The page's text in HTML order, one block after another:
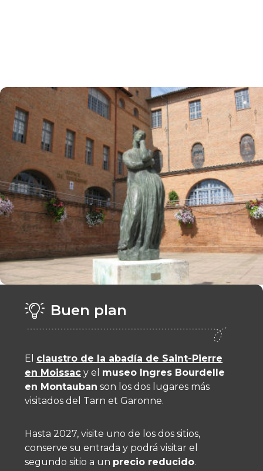
Buen plan
El claustro de la abadía de Saint-Pierre
en Moissac y el museo Ingres Bourdelle
en Montauban son los dos lugares más
visitados del Tarn et Garonne.
Hasta 2027, visite uno de los dos sitios,
conserve su entrada y podrá visitar el
segundo sitio a un precio reducido.